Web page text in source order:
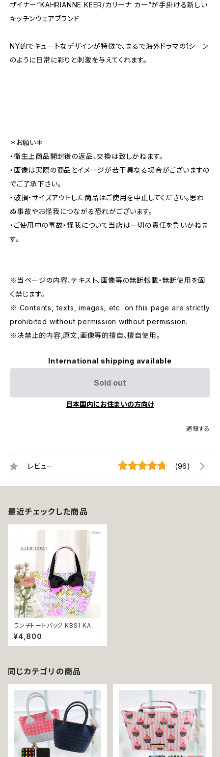
ザイナー“KAHRIANNE KEER/カリーナ カー”が手掛ける新しい
キッチンウェアブランド
NY的でキュートなデザインが特徴で、まるで海外ドラマの1シーン
のように日常に彩りと刺激を与えてくれます。
＊お願い＊
・衛生上商品開封後の返品、交換は致しかねます。
・画像は実際の商品とイメージが若干異なる場合がございますの
でご了承下さい。
・破損・サイズアウトした商品はご使用を中止してください。思わ
ぬ事故やお怪我につながる恐れがございます。
・ご使用中の事故・怪我について当店は一切の責任を負いかねま
す。
※当ページの内容、テキスト、画像等の無断転載・無断使用を固
く禁じます。
※ Contents, texts, images, etc. on this page are strictly
prohibited without permission without permission.
※决禁止的内容,原文,画像等的擅自、擅自使用。
International shipping available
Sold out
日本国内にお住まいの方向け
通報する
レビュー (96)
最近チェックした商品
ランチトートバッグ KBS1 KAHR
I HOME カーリ・ホーム レディ
ース ランチバッグ 小さめ プレゼ
ント 贈り物 返品交換不可
¥4,800
同じカテゴリの商品